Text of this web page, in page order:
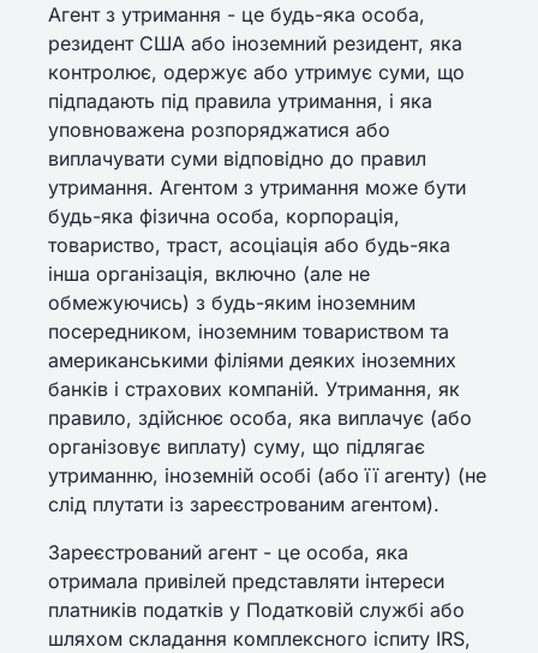
Агент з утримання - це будь-яка особа,
резидент США або іноземний резидент, яка
контролює, одержує або утримує суми, що
підпадають під правила утримання, і яка
уповноважена розпоряджатися або
виплачувати суми відповідно до правил
утримання. Агентом з утримання може бути
будь-яка фізична особа, корпорація,
товариство, траст, асоціація або будь-яка
інша організація, включно (але не
обмежуючись) з будь-яким іноземним
посередником, іноземним товариством та
американськими філіями деяких іноземних
банків і страхових компаній. Утримання, як
правило, здійснює особа, яка виплачує (або
організовує виплату) суму, що підлягає
утриманню, іноземній особі (або її агенту) (не
слід плутати із зареєстрованим агентом).
Зареєстрований агент - це особа, яка
отримала привілей представляти інтереси
платників податків у Податковій службі або
шляхом складання комплексного іспиту IRS,